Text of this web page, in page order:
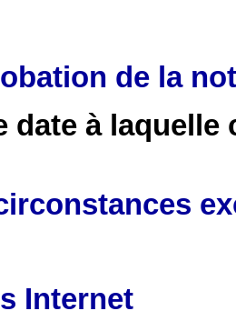
de la
date à
Internet